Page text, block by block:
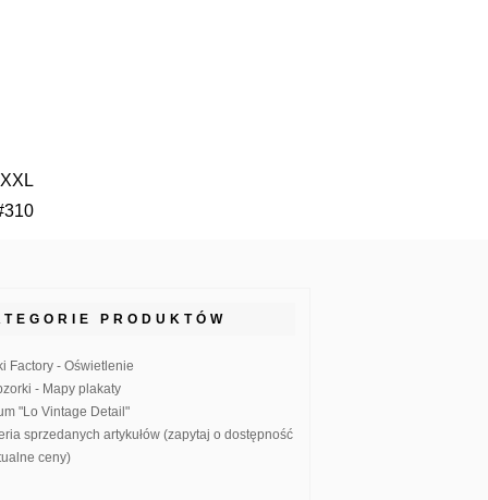
PRODUKTÓW
Factory - Oświetlenie
- Mapy plakaty
"Lo Vintage Detail"
sprzedanych artykułów (zapytaj o dostępność
ceny)